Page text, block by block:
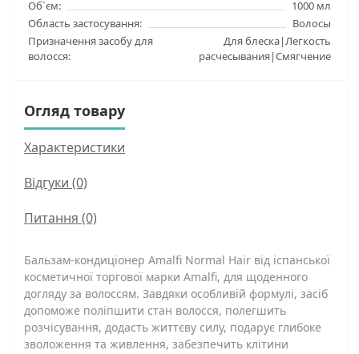
Об`єм:
1000 мл
Область застосування:
Волосы
Призначення засобу для
волосся:
Для блеска|Легкость
расчесывания|Смягчение
Огляд товару
Характеристики
Відгуки (0)
Питання (0)
Бальзам-кондиціонер Amalfi Normal Hair від іспанської
косметичної торгової марки Amalfi, для щоденного
догляду за волоссям. Завдяки особливій формулі, засіб
допоможе поліпшити стан волосся, полегшить
розчісування, додасть життєву силу, подарує глибоке
зволоження та живлення, забезпечить клітини